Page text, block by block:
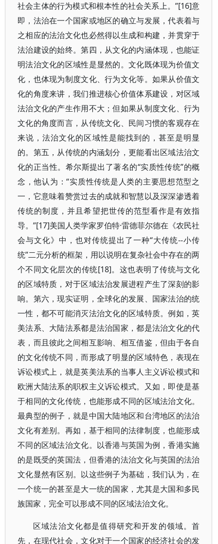
社会主体的行为模式和根本性的社会关系上。”[16]意
即，法治在一个国家或地区的确立与发展，代表着与
之相应的法治文化也必然得以生成和构建，并贯穿于
法治建设的始终。第四，从文化的内涵体现，也能证
明法治文化的区域性是显然的。文化既体现为价值文
化，也体现为制度文化、行为文化等。如果从价值文
化的角度来讲，我们推进核心价值体系建设，对区域
法治文化的产生作用不大；但如果从制度文化、行为
文化的角度而言，从传统文化、民间习惯的客观存在
来说，法治文化的区域性是能找到的，甚至是明显
的。第五，从传统的内涵划分，更能看出区域法治文
化的正当性。希尔斯提出了著名的“实质性传统”的概
念，他认为：“实质性传统是人类的主要思想范型之
一，它意味着赞赏过去的成就和智慧以及深深渗透着
传统的制度，并且希望把世传的范型看作是有效指
导。”[17]美国人类学家罗伯特·雷德菲尔德在《农民社
会与文化》中，也对传统提出了一种“大传统--小传
统”二元分析的框架，用以说明在复杂社会中存在的两
个不同文化层次的传统[18]。这也表明了传统与文化
的区域特质，对于区域法治发展进程产生了深刻的影
响。第六，现实证明，全球化的发展、国家法治的统
一性，都不可能消灭法治文化的区域特质。例如，英
美法系、大陆法系都是法治国家，都是法治文化的代
表，而且彼此之间相互影响、相互借鉴，但由于各自
的文化传统不同，而形成了明显的区域特色，表现在
诉讼模式上，就是英美法系的当事人主义诉讼模式和
欧洲大陆法系的职权主义诉讼模式。又如，即使是基
于相同的文化传统，也能形成不同的区域法治文化。
最典型的例子，就是中国大陆地区和台湾地区的法治
文化有差别。再如，基于相同的法律制度，也能形成
不同的区域法治文化。以香港与英国为例，香港实施
的是既受的英国法，但香港的法治文化与英国的法治
文化显然有区别。以这些例子为基础，我们认为，在
一个统一的甚至是大一统的国家，尤其是大国和多民
族国家，完全可以形成不同的区域法治文化。
区域法治文化都是值得研究和开发的领域。首
先，在现代社会，文化对于一个国家的经济社会的发